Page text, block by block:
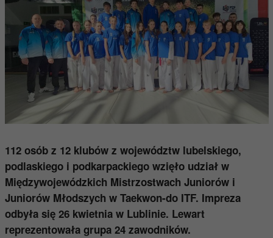
112 osób z 12 klubów z województw lubelskiego,
podlaskiego i podkarpackiego wzięło udział w
Międzywojewódzkich Mistrzostwach Juniorów i
Juniorów Młodszych w Taekwon-do ITF. Impreza
odbyła się 26 kwietnia w Lublinie. Lewart
reprezentowała grupa 24 zawodników.